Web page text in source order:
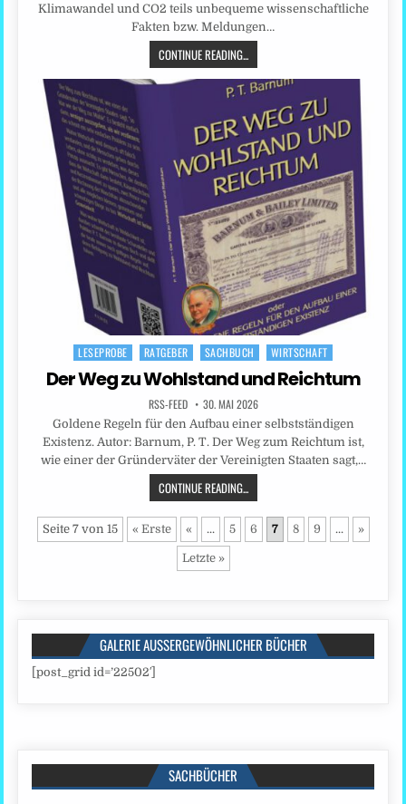
Klimawandel und CO2 teils unbequeme wissenschaftliche
Fakten bzw. Meldungen…
CONTINUE READING...
Posted
in
LESEPROBE RATGEBER SACHBUCH WIRTSCHAFT
Der Weg zu Wohlstand und Reichtum
RSS-FEED 30. MAI 2026
Goldene Regeln für den Aufbau einer selbstständigen
Existenz. Autor: Barnum, P. T. Der Weg zum Reichtum ist,
wie einer der Gründerväter der Vereinigten Staaten sagt,…
CONTINUE READING...
Seite 7 von 15 « Erste « ... 5 6 7 8 9 ... »
Letzte »
GALERIE AUSSERGEWÖHNLICHER BÜCHER
[post_grid id=’22502′]
SACHBÜCHER